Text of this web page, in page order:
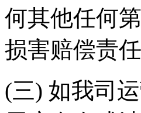
何其他任何
损害赔偿责任
(三) 如我司